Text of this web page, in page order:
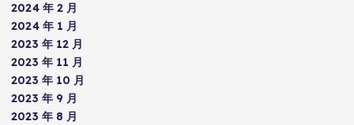
2024 年 2 月
2024 年 1 月
2023 年 12 月
2023 年 11 月
2023 年 10 月
2023 年 9 月
2023 年 8 月